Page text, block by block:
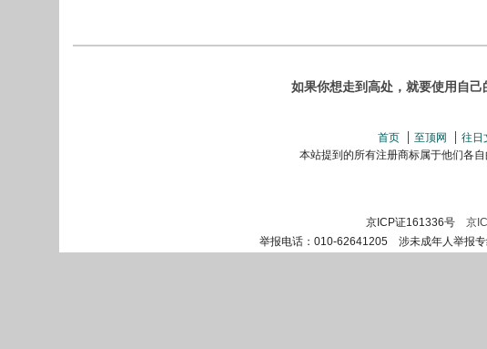
如果你想走到高处，就要使用自
首页 至顶网 往日
本站提到的所有注册商标属于他们各
京ICP证161336号 京
举报电话：010-62641205 涉未成年人举报